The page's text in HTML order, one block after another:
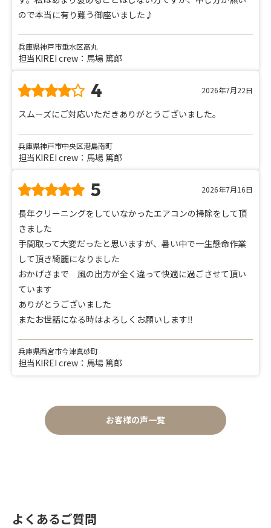
ので本当に有り難う御座いました♪
兵庫県神戸市垂水区高丸
担当KIREI crew：馬場 篤郎
4 2026年7月22日
スムーズにご対応いただきありがとうございました。
兵庫県神戸市中央区港島南町
担当KIREI crew：馬場 篤郎
5 2026年7月16日
長年クリーニングをしていなかったエアコンの掃除をして頂
きました
手間取って大変だったと思いますが、暑い中で一生懸命作業
して頂き綺麗になりました
おかげさまで 風の出方が全く違って快適に過ごさせて頂い
ています
ありがとうございました
またお世話になる時はよろしくお願いします‼︎
兵庫県西宮市今津真砂町
担当KIREI crew：馬場 篤郎
お客様の声一覧
よくあるご質問